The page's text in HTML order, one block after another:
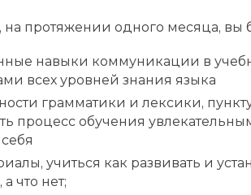
на протяжении одного месяца, вы
навыки коммуникации в
всех уровней знания языка
грамматики и лексики,
процесс обучения
учиться как развивать и
а что нет;